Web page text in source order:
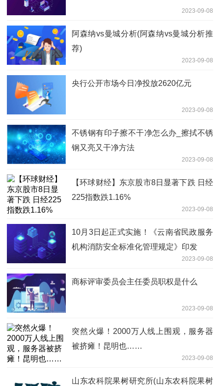
2023-09-08
阿森纳vs曼城分析(阿森纳vs曼城分析推
荐)
2023-09-08
央行公开市场今日净投放2620亿元
2023-09-08
不锈钢有印子擦不干净怎么办_擦拭不锈
钢又亮又干净方法
2023-09-08
【环球财经】东京股市8日显著下跌 日经
225指数跌1.16%
2023-09-08
10月3日起正式实施！《云南省民政服务
机构消防安全标准化管理规定》印发
2023-09-08
商标评审委员会主任委员职权是什么
2023-09-08
突然火爆！2000万人线上围观，服务器
被挤瘫！昆明也……
2023-09-08
山东农科院果树研究所(山东农科院果树